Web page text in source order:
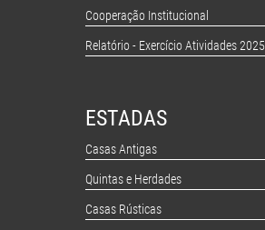
Cooperação Institucional
Relatório - Exercício Atividades 2025
ESTADAS
Casas Antigas
Quintas e Herdades
Casas Rústicas